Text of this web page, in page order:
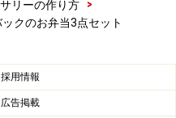
リーの作り方
>
クのお弁当3点セット
採用情報
広告掲載